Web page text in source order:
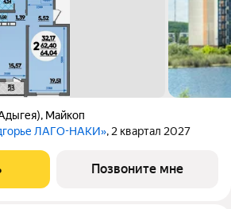
, Майкоп
ЛАГО-НАКИ», 2 квартал 2027
Позвоните мне